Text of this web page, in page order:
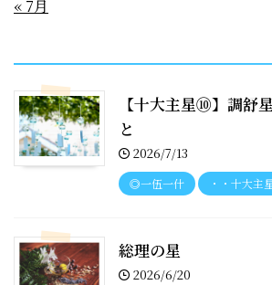
« 7月
【十大主星⑩】調舒
と
2026/7/13
◎一伍一什 ・・十大主
総理の星
2026/6/20